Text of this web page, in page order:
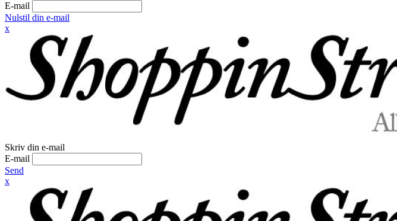
E-mail
Nulstil din e-mail
x
Skriv din e-mail
E-mail
Send
x